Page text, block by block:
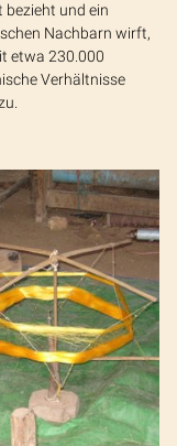
bezieht und ein
Nachbarn wirft,
etwa 230.000
Verhältnisse